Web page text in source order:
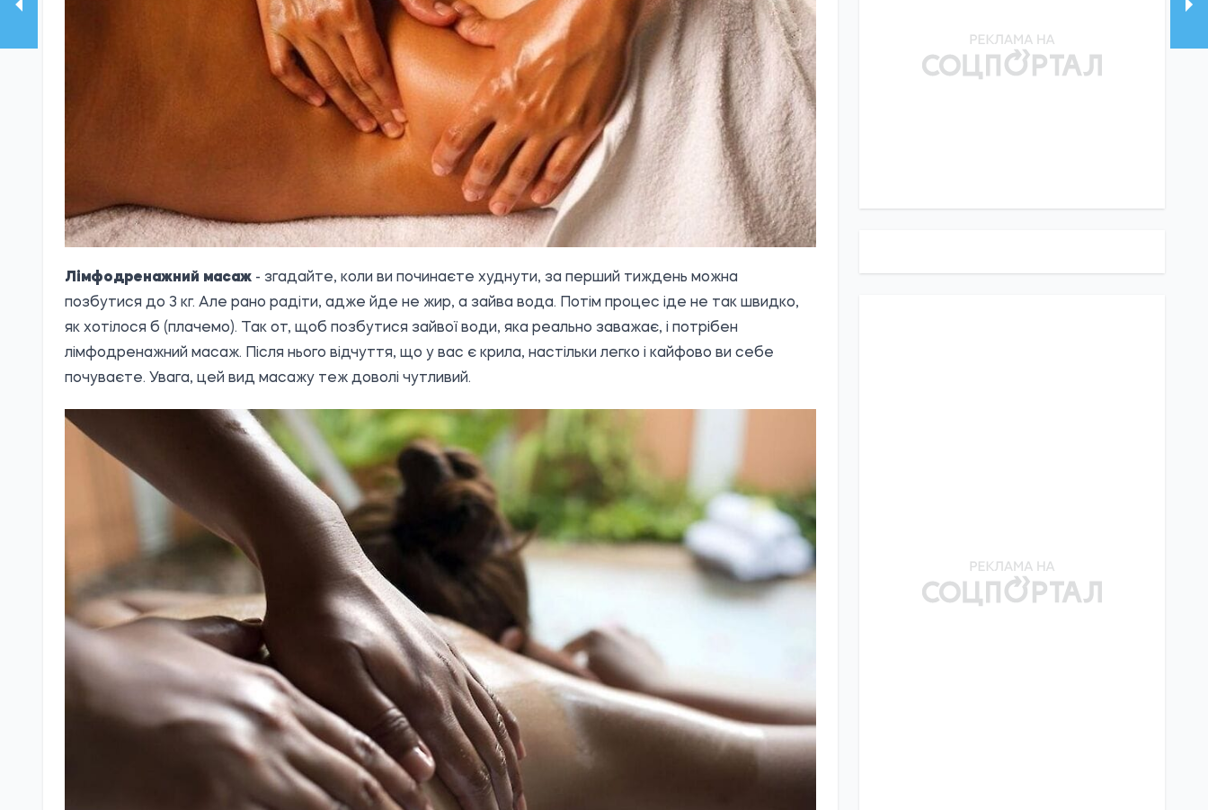
Лімфодренажний масаж - згадайте, коли ви починаєте худнути, за перший тиждень можна
позбутися до 3 кг. Але рано радіти, адже йде не жир, а зайва вода. Потім процес іде не так швидко,
як хотілося б (плачемо). Так от, щоб позбутися зайвої води, яка реально заважає, і потрібен
лімфодренажний масаж. Після нього відчуття, що у вас є крила, настільки легко і кайфово ви себе
почуваєте. Увага, цей вид масажу теж доволі чутливий.